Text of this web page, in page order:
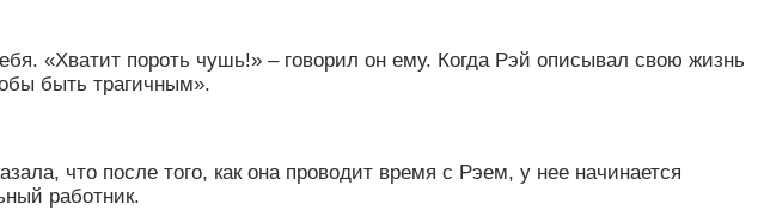
«Хватит пороть чушь!» – говорил он ему. Когда Рэй описывал свою жизнь
быть трагичным».
что после того, как она проводит время с Рэем, у нее начинается
работник.